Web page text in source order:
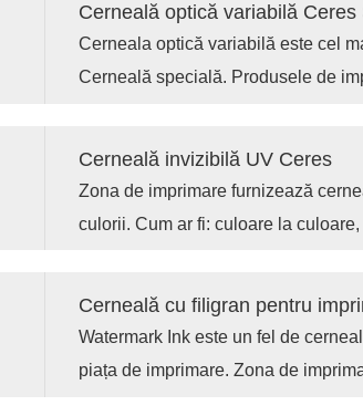
Cerneală optică variabilă Ceres
Cerneala optică variabilă este cel
Cerneală specială. Produsele de
Cerneală invizibilă UV Ceres
Zona de imprimare furnizează
culorii. Cum ar fi: culoare la
Cerneală cu filigran pentru
Watermark Ink este un fel de
piața de imprimare. Zona de